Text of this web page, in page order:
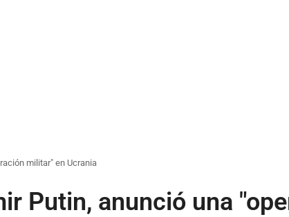
militar" en Ucrania
Putin, anunció una